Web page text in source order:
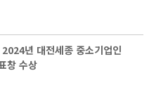
년 대전세종 중소기업인
창 수상